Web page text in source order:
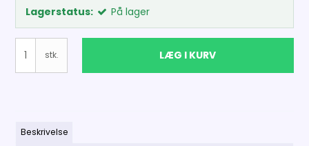
Lagerstatus: På lager
stk. LÆG I KURV
Beskrivelse